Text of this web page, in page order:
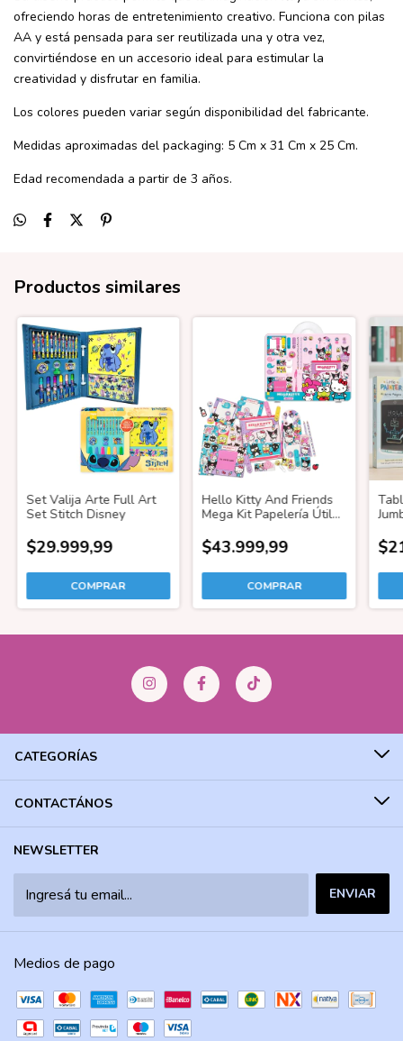
ofreciendo horas de entretenimiento creativo. Funciona con pilas
AA y está pensada para ser reutilizada una y otra vez,
convirtiéndose en un accesorio ideal para estimular la
creatividad y disfrutar en familia.
Los colores pueden variar según disponibilidad del fabricante.
Medidas aproximadas del packaging: 5 Cm x 31 Cm x 25 Cm.
Edad recomendada a partir de 3 años.
Productos similares
Set Valija Arte Full Art
Set Stitch Disney
$29.999,99
Hello Kitty And Friends
Mega Kit Papelería Útiles
$43.999,99
CATEGORÍAS
CONTACTÁNOS
NEWSLETTER
Medios de pago